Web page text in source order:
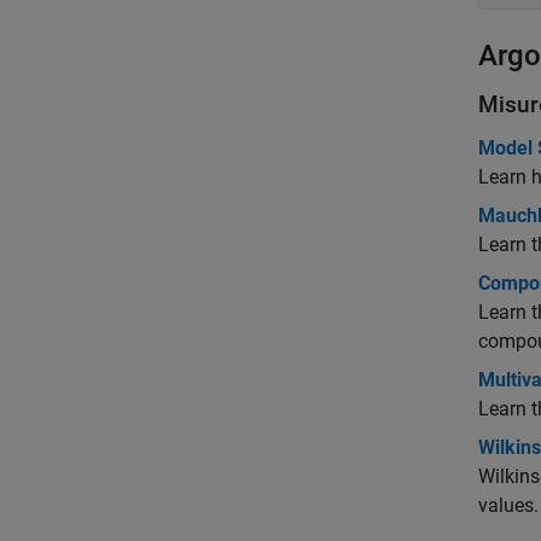
Model
Learn
Learn
Learn
Learn
values.